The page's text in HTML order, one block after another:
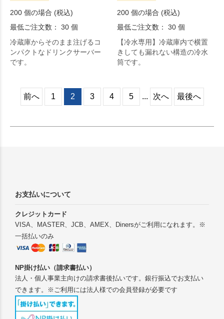
200 個の場合 (税込)
最低ご注文数： 30 個
冷蔵庫からそのまま注げるコ
ンパクトなドリンクサーバー
です。
200 個の場合 (税込)
最低ご注文数： 30 個
【冷水専用】冷蔵庫内で横置
きしても漏れない構造の冷水
筒です。
前へ 1 2 3 4 5 ... 次へ 最後へ
お支払いについて
クレジットカード
VISA、MASTER、JCB、AMEX、Dinersがご利用になれます。※
一括払いのみ
NP掛け払い（請求書払い）
法人・個人事業主向けの請求書後払いです。銀行振込でお支払い
できます。※ご利用には法人様での会員登録が必要です